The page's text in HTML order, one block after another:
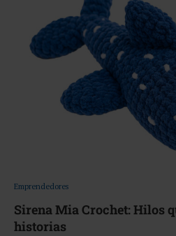
Emprendedores
Sirena Mia Crochet: Hilos
historias